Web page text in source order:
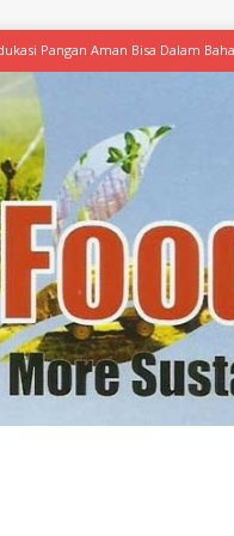
Pangan Aman Bisa Dalam
Mulai Ekspansi, IKEA dan MSC
Free Versi Healthy Choice,
Latih Olah Singkong, KKN
Makanan dengan McCormick,